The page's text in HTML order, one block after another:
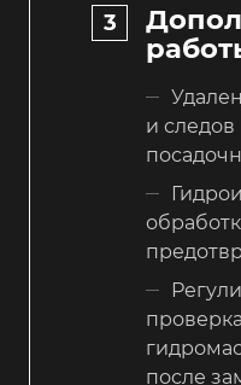
и
после